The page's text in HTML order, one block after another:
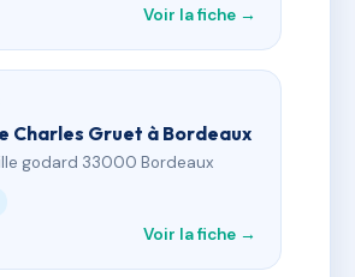
Voir la fiche →
Charles Gruet à Bordeaux
godard 33000 Bordeaux
Voir la fiche →